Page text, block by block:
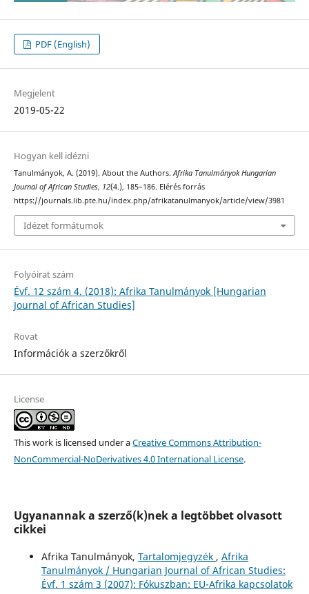
PDF (English)
Megjelent
2019-05-22
Hogyan kell idézni
Tanulmányok, A. (2019). About the Authors.Afrika Tanulmányok Hungarian
Journal of African Studies, 12(4.), 185–186. Elérés forrás
https://journals.lib.pte.hu/index.php/afrikatanulmanyok/article/view/3981
Idézet formátumok
Folyóirat szám
Évf. 12 szám 4. (2018): Afrika Tanulmányok [Hungarian
Journal of African Studies]
Rovat
Információk a szerzőkről
License
This work is licensed under aCreative Commons Attribution-
NonCommercial-NoDerivatives 4.0 International License.
Ugyanannak a szerző(k)nek a legtöbbet olvasott
cikkei
Afrika Tanulmányok, Tartalomjegyzék , Afrika
Tanulmányok / Hungarian Journal of African Studies:
Évf. 1 szám 3 (2007): Fókuszban: EU-Afrika kapcsolatok